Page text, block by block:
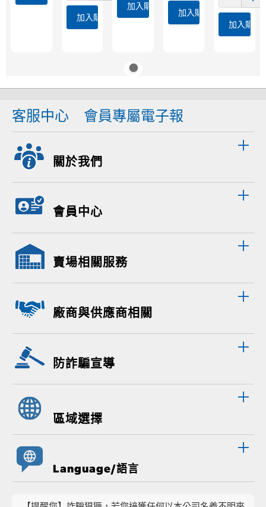
加入購物車
加入購物車
加入購物車
加入購物
客服中心 會員專屬電子報
關於我們
會員中心
賣場相關服務
廠商與供應商相關
防詐騙宣導
區域選擇
Language/語言